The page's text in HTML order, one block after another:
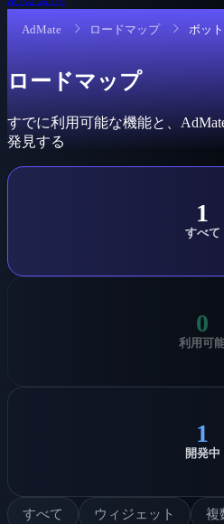
AdMate ロードマップ ボット
ロードマップ
すでに利用可能な機能と、
発見する
1
すべて
0
利用可
1
開発中
すべて ウィジェット 複